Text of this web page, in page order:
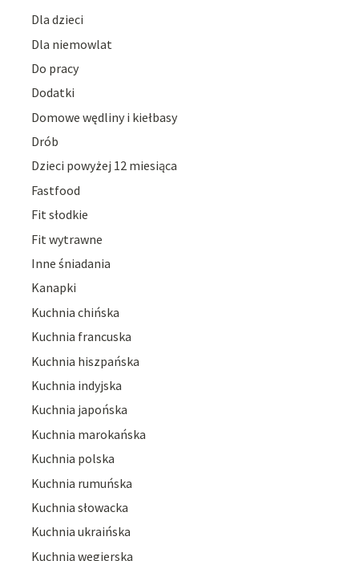
Dla dzieci
Dla niemowlat
Do pracy
Dodatki
Domowe wędliny i kiełbasy
Drób
Dzieci powyżej 12 miesiąca
Fastfood
Fit słodkie
Fit wytrawne
Inne śniadania
Kanapki
Kuchnia chińska
Kuchnia francuska
Kuchnia hiszpańska
Kuchnia indyjska
Kuchnia japońska
Kuchnia marokańska
Kuchnia polska
Kuchnia rumuńska
Kuchnia słowacka
Kuchnia ukraińska
Kuchnia węgierska